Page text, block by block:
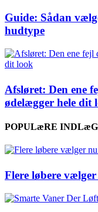
Guide: Sådan
hudtype
Afsløret: Den ene
ødelægger hele dit
POPULæRE INDLæG
Flere løbere